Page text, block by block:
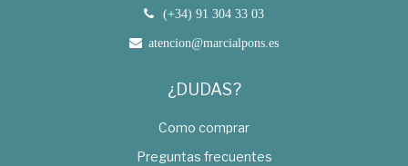
(+34) 91 304 33 03
atencion@marcialpons.es
¿DUDAS?
Como comprar
Preguntas frecuentes